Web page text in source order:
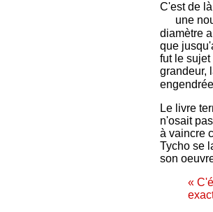
C'est de
une
diamètre
que
fut le
grandeur,
Le livre
n'osait
à vaincre
Tycho se
son
«